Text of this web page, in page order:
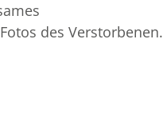
des Verstorbenen.